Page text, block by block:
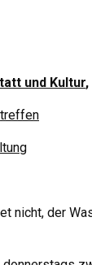
und Kultur
treffen
nicht, der